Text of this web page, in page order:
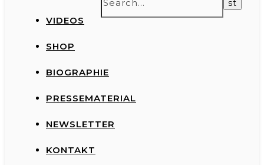
VIDEOS
SHOP
BIOGRAPHIE
PRESSEMATERIAL
NEWSLETTER
KONTAKT